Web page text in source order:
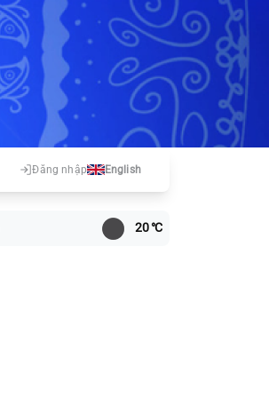
Đăng nhập English
Hội nghị quán triệt, triển khai các văn bản mới
20 °C